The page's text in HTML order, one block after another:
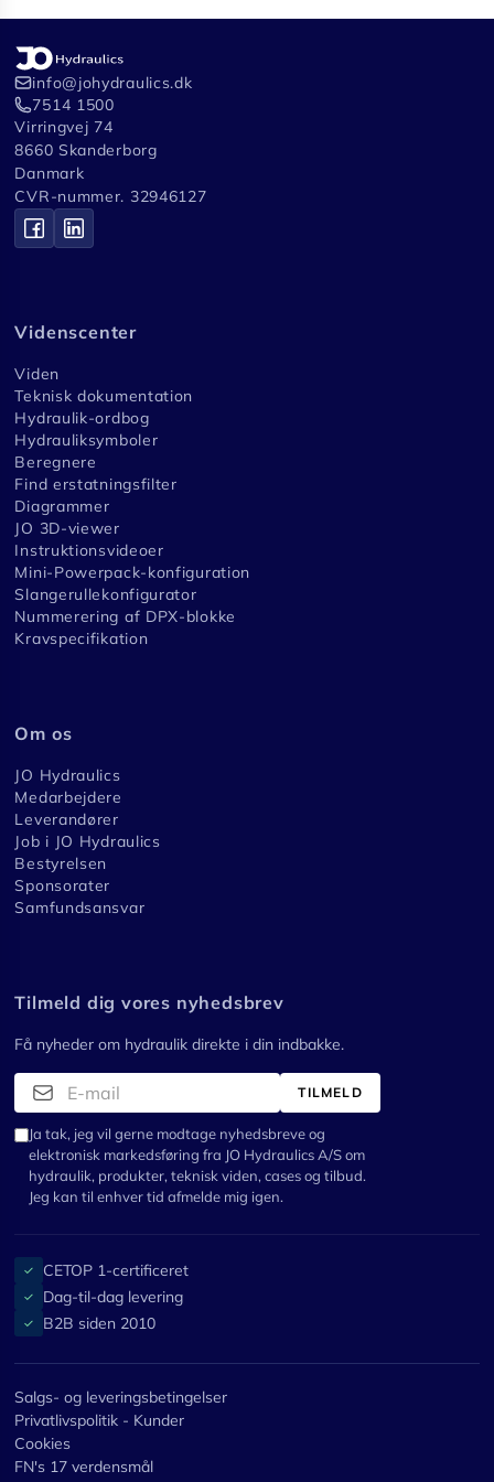
info@johydraulics.dk
7514 1500
Virringvej 74
8660 Skanderborg
Danmark
CVR-nummer. 32946127
Videnscenter
Viden
Teknisk dokumentation
Hydraulik-ordbog
Hydrauliksymboler
Beregnere
Find erstatningsfilter
Diagrammer
JO 3D-viewer
Instruktionsvideoer
Mini-Powerpack-konfiguration
Slangerullekonfigurator
Nummerering af DPX-blokke
Kravspecifikation
Om os
JO Hydraulics
Medarbejdere
Leverandører
Job i JO Hydraulics
Bestyrelsen
Sponsorater
Samfundsansvar
Tilmeld dig vores nyhedsbrev
Få nyheder om hydraulik direkte i din indbakke.
TILMELD
Ja tak, jeg vil gerne modtage nyhedsbreve og
elektronisk markedsføring fra JO Hydraulics A/S om
hydraulik, produkter, teknisk viden, cases og tilbud.
Jeg kan til enhver tid afmelde mig igen.
✓ CETOP 1-certificeret
✓ Dag-til-dag levering
✓ B2B siden 2010
Salgs- og leveringsbetingelser
Privatlivspolitik - Kunder
Cookies
FN's 17 verdensmål